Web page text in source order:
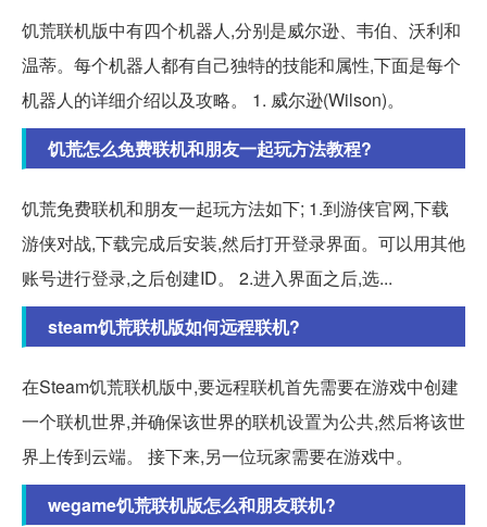
饥荒联机版中有四个机器人,分别是威尔逊、韦伯、沃利和
温蒂。每个机器人都有自己独特的技能和属性,下面是每个
机器人的详细介绍以及攻略。 1. 威尔逊(Wilson)。
饥荒怎么免费联机和朋友一起玩方法教程?
饥荒免费联机和朋友一起玩方法如下; 1.到游侠官网,下载
游侠对战,下载完成后安装,然后打开登录界面。可以用其他
账号进行登录,之后创建ID。 2.进入界面之后,选...
steam饥荒联机版如何远程联机?
在Steam饥荒联机版中,要远程联机首先需要在游戏中创建
一个联机世界,并确保该世界的联机设置为公共,然后将该世
界上传到云端。 接下来,另一位玩家需要在游戏中。
wegame饥荒联机版怎么和朋友联机?